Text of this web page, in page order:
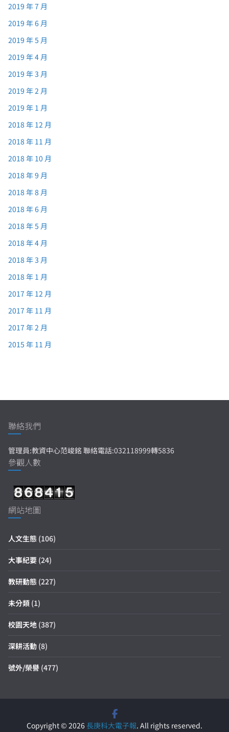
2019 年 7 月
2019 年 6 月
2019 年 5 月
2019 年 4 月
2019 年 3 月
2019 年 2 月
2019 年 1 月
2018 年 12 月
2018 年 11 月
2018 年 10 月
2018 年 9 月
2018 年 8 月
2018 年 6 月
2018 年 5 月
2018 年 4 月
2018 年 3 月
2018 年 1 月
2017 年 12 月
2017 年 11 月
2017 年 2 月
2015 年 11 月
聯絡我們
管理員:教資中心范峻銘 聯絡電話:032118999轉5836
參觀人數
網站地圖
人文生態 (106)
大事紀要 (24)
教研動態 (227)
未分類 (1)
校園天地 (387)
深耕活動 (8)
號外/榮譽 (477)
Copyright © 2026長庚科大電子報. All rights reserved.